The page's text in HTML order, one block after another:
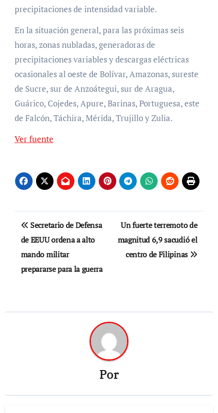
precipitaciones de intensidad variable.
En la situación general, para las próximas seis
horas, zonas nubladas, generadoras de
precipitaciones variables y descargas eléctricas
ocasionales al oeste de Bolívar, Amazonas, sureste
de Sucre, sur de Anzoátegui, sur de Aragua,
Guárico, Cojedes, Apure, Barinas, Portuguesa, este
de Falcón, Táchira, Mérida, Trujillo y Zulia.
Ver fuente
Navegación
de
entradas
Secretario de Defensa
de EEUU ordena a alto
mando militar
prepararse para la guerra
Un fuerte terremoto de
magnitud 6,9 sacudió el
centro de Filipinas
Por